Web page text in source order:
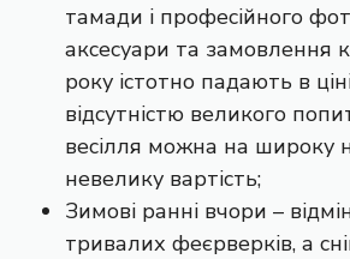
тамади і професійного
аксесуари та замовлення
року істотно падають в
відсутністю великого
весілля можна на широку
невелику вартість;
Зимові ранні вчори –
тривалих феєрверків, а